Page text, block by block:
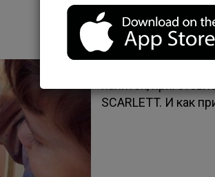
Описание
SCARLETT. И как